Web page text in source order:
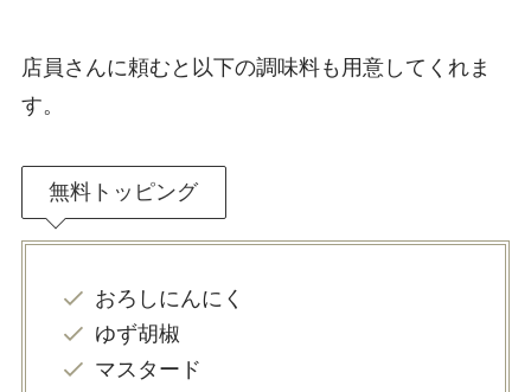
店員さんに頼むと以下の調味料も用意してくれま
す。
無料トッピング
おろしにんにく
ゆず胡椒
マスタード